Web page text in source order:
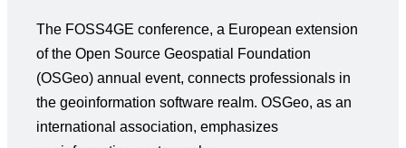
The FOSS4GE conference, a European extension
of the Open Source Geospatial Foundation
(OSGeo) annual event, connects professionals in
the geoinformation software realm. OSGeo, as an
international association, emphasizes